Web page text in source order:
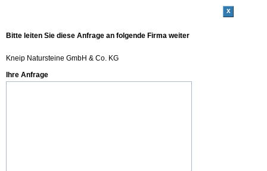
x
Bitte leiten Sie diese Anfrage an folgende Firma weiter
Kneip Natursteine GmbH & Co. KG
Ihre Anfrage